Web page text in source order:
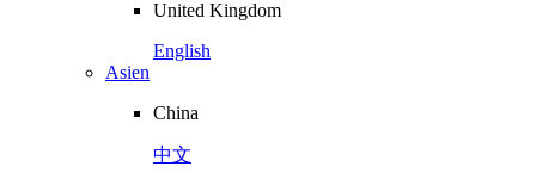
United Kingdom
English
Asien
China
中文